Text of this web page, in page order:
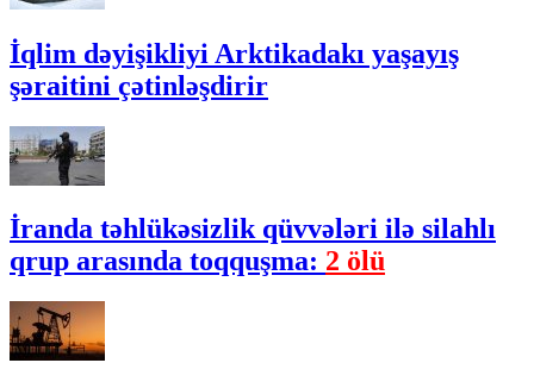
İqlim dəyişikliyi Arktikadakı yaşayış
şəraitini çətinləşdirir
İranda təhlükəsizlik qüvvələri ilə silahlı
qrup arasında toqquşma: 2 ölü